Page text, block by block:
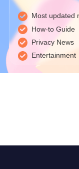
Most updated
How-to Guide
Privacy News
Entertainment